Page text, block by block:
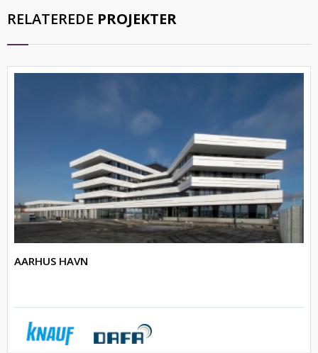
RELATEREDE PROJEKTER
AARHUS HAVN